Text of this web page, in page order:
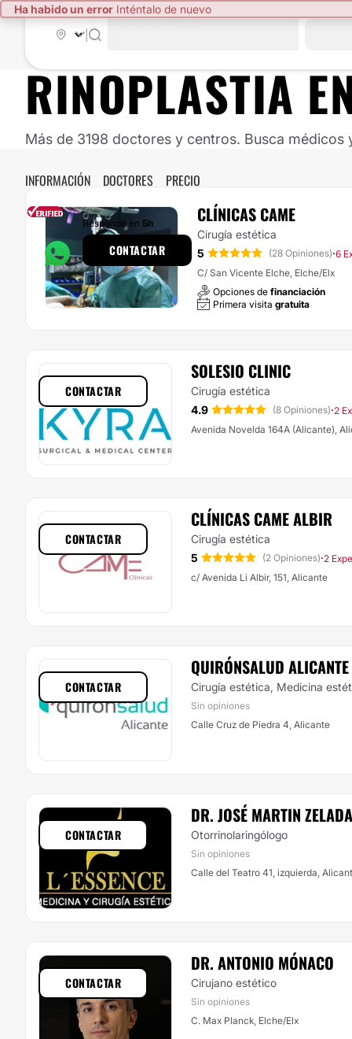
Ha habido un error Inténtalo de nuevo
RINOPLASTIA
Más de 3198 doctores y centros. Busca
INFORMACIÓN DOCTORES PRECIO
CLÍNICAS CAME
Cirugía estética
5
(28 Opiniones)·6
C/ San Vicente Elche, Elche/Elx
Opciones de financiación
Primera visita gratuita
Responde en 5h
CONTACTAR
SOLESIO CLINIC
Cirugía estética
4.9
(8 Opiniones)·2
Avenida Novelda 164A (Alicante),
CONTACTAR
CLÍNICAS CAME ALBIR
Cirugía estética
5
(2 Opiniones)·2
c/ Avenida Li Albir, 151, Alicante
CONTACTAR
QUIRÓNSALUD ALICANTE
Cirugía estética, Medicina
Sin opiniones
Calle Cruz de Piedra 4, Alicante
CONTACTAR
DR. JOSÉ MARTIN ZELADA
Otorrinolaringólogo
Sin opiniones
Calle del Teatro 41, izquierda,
CONTACTAR
DR. ANTONIO MÓNACO
Cirujano estético
Sin opiniones
C. Max Planck, Elche/Elx
CONTACTAR